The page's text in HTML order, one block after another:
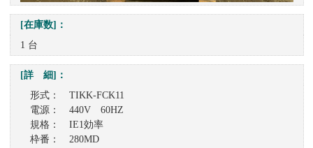
[在庫数]：
1 台
[詳 細]：
形式： TIKK-FCK11
電源： 440V 60HZ
規格： IE1効率
枠番： 280MD